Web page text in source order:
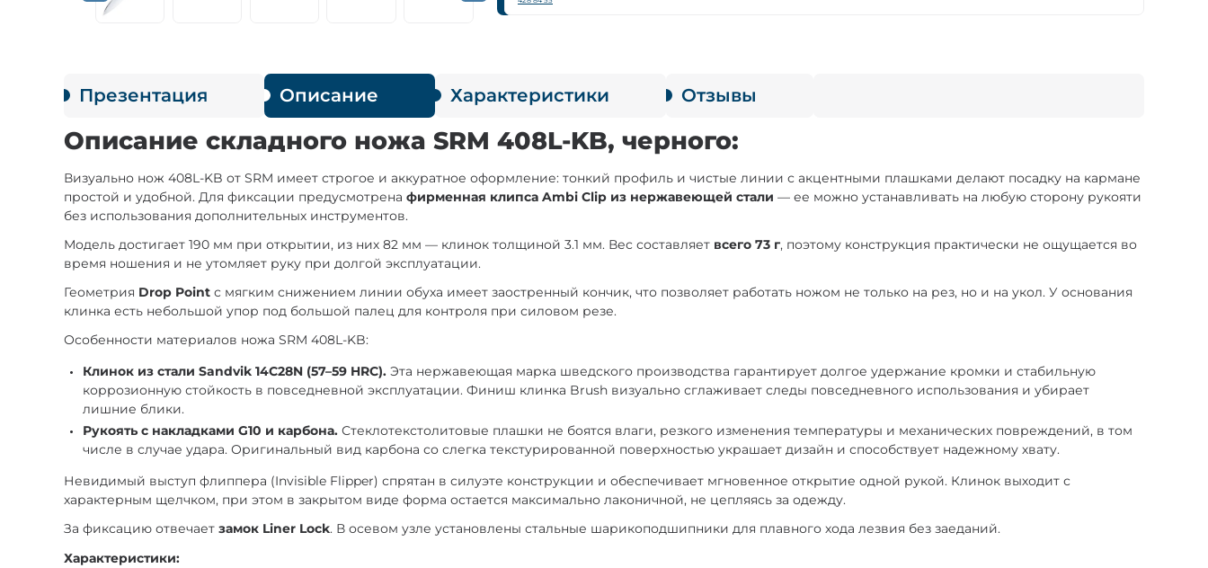
Презентация Описание Характеристики Отзывы
Описание складного ножа SRM 408L-KB, черного:
Визуально нож 408L-KB от SRM имеет строгое и аккуратное оформление: тонкий профиль и чистые линии с акцентными плашками делают посадку на кармане
простой и удобной. Для фиксации предусмотренафирменная клипса Ambi Clip из нержавеющей стали — ее можно устанавливать на любую сторону рукояти
без использования дополнительных инструментов.
Модель достигает 190 мм при открытии, из них 82 мм — клинок толщиной 3.1 мм. Вес составляет всего 73 г, поэтому конструкция практически не ощущается во
время ношения и не утомляет руку при долгой эксплуатации.
Геометрия Drop Point с мягким снижением линии обуха имеет заостренный кончик, что позволяет работать ножом не только на рез, но и на укол. У основания
клинка есть небольшой упор под большой палец для контроля при силовом резе.
Особенности материалов ножа SRM 408L-KB:
Клинок из стали Sandvik 14C28N (57–59 HRC). Эта нержавеющая марка шведского производства гарантирует долгое удержание кромки и стабильную
коррозионную стойкость в повседневной эксплуатации. Финиш клинка Brush визуально сглаживает следы повседневного использования и убирает
лишние блики.
Рукоять с накладками G10 и карбона. Стеклотекстолитовые плашки не боятся влаги, резкого изменения температуры и механических повреждений, в том
числе в случае удара. Оригинальный вид карбона со слегка текстурированной поверхностью украшает дизайн и способствует надежному хвату.
Невидимый выступ флиппера (Invisible Flipper) спрятан в силуэте конструкции и обеспечивает мгновенное открытие одной рукой. Клинок выходит с
характерным щелчком, при этом в закрытом виде форма остается максимально лаконичной, не цепляясь за одежду.
За фиксацию отвечаетзамок Liner Lock. В осевом узле установлены стальные шарикоподшипники для плавного хода лезвия без заеданий.
Характеристики: